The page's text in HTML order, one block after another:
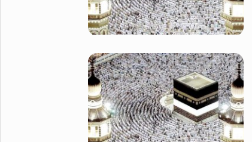
Hukum & Kriminal
Internasional
Citizen
Pemerintahan